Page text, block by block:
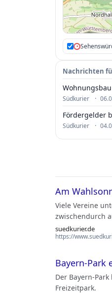
•
Nachrichten
Südkurier ·
Fördergelder
Südkurier ·
Am
Viele Vereine
zwischendurch
suedkurier.de
https://
Bayern-Park
Der Bayern-
Freizeitpark.